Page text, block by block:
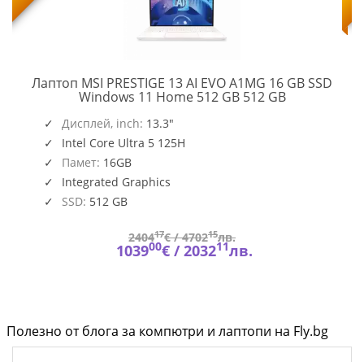
Лаптоп MSI PRESTIGE 13 AI EVO A1MG 16 GB SSD
Windows 11 Home 512 GB 512 GBPRESTIGE
Дисплей, inch: 13.3"
Intel Core Ultra 5 125H
Памет: 16GB
Integrated Graphics
SSD: 512 GB
240417€ /470215лв.
103900€ /203211лв.
Полезно от блога за компютри и лаптопи на Fly.bg